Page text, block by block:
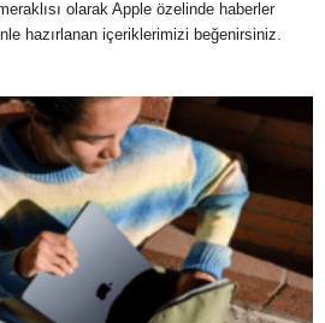
olarak Apple özelinde haberler
hazırlanan içeriklerimizi beğenirsiniz.